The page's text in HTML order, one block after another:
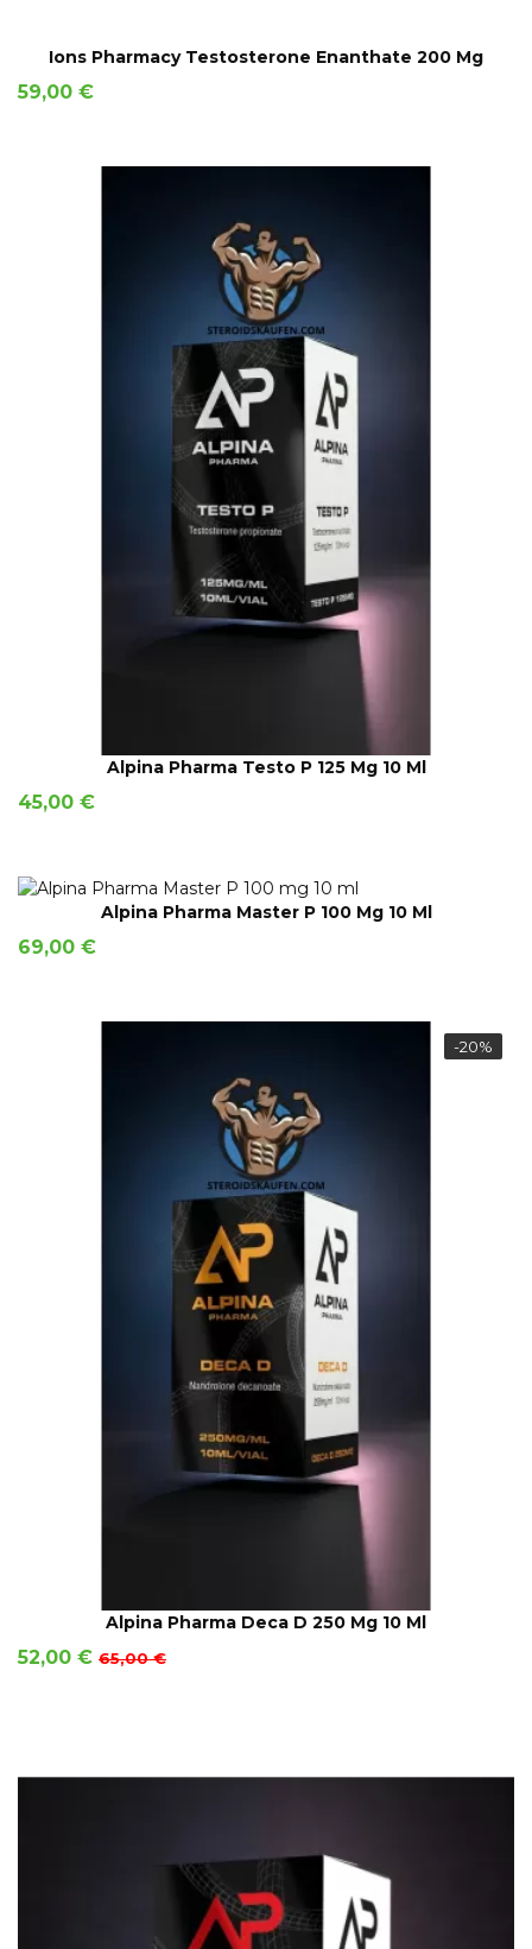
AÑADIR A LA CESTA
Ions Pharmacy Testosterone Enanthate 200 Mg
Precio
59,00 €
AÑADIR A LA CESTA
Alpina Pharma Testo P 125 Mg 10 Ml
Precio
45,00 €
AÑADIR A LA CESTA
Alpina Pharma Master P 100 Mg 10 Ml
Precio
69,00 €
-20%
AÑADIR A LA CESTA
Alpina Pharma Deca D 250 Mg 10 Ml
Precio
52,00 € Precio
65,00 €